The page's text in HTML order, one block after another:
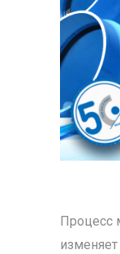
Процесс